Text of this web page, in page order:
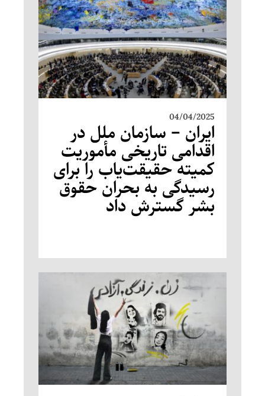
04/04/2025
ایران – سازمان ملل در
اقدامی تاریخی مأموریت
کمیته حقیقت‌یاب را برای
رسیدگی به بحران حقوق
بشر گسترش داد